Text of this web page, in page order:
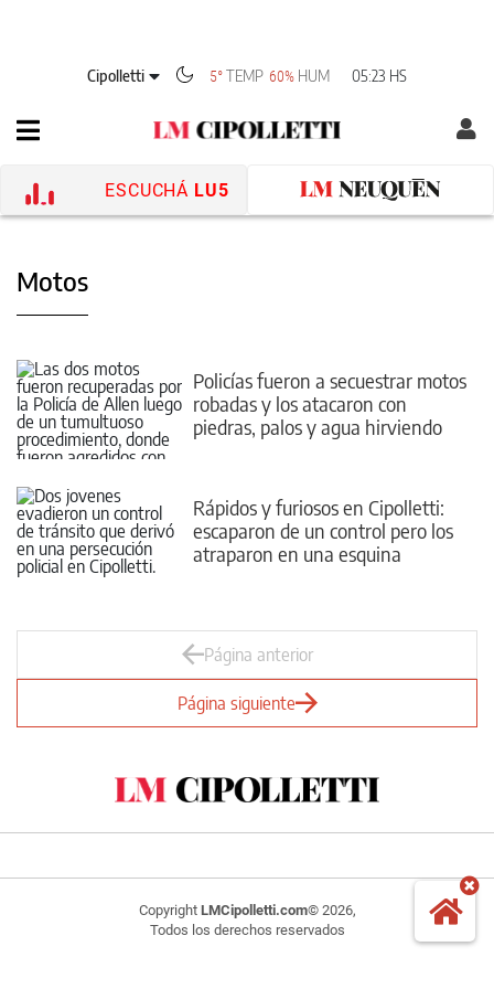
Cipolletti 5°TEMP 60% HUM 05:23 HS
ESCUCHÁ LU5
Motos
Policías fueron a secuestrar motos
robadas y los atacaron con
piedras, palos y agua hirviendo
Rápidos y furiosos en Cipolletti:
escaparon de un control pero los
atraparon en una esquina
Página anterior
Página siguiente
Copyright LMCipolletti.com© 2026,
Todos los derechos reservados